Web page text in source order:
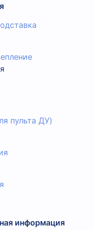
пульта ДУ)
информация